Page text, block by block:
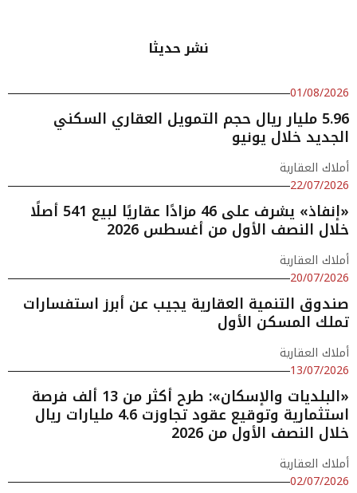
نشر حديثا
01/08/2026
5.96 مليار ريال حجم التمويل العقاري السكني
الجديد خلال يونيو
أملاك العقارية
22/07/2026
«إنفاذ» يشرف على 46 مزادًا عقاريًا لبيع 541 أصلًا
خلال النصف الأول من أغسطس 2026
أملاك العقارية
20/07/2026
صندوق التنمية العقارية يجيب عن أبرز استفسارات
تملك المسكن الأول
أملاك العقارية
13/07/2026
«البلديات والإسكان»: طرح أكثر من 13 ألف فرصة
استثمارية وتوقيع عقود تجاوزت 4.6 مليارات ريال
خلال النصف الأول من 2026
أملاك العقارية
02/07/2026